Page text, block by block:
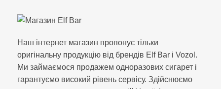
Наш інтернет магазин пропонує тільки
оригінальну продукцію від брендів Elf Bar і Vozol.
Ми займаємося продажем одноразових сигарет і
гарантуємо високий рівень сервісу. Здійснюємо